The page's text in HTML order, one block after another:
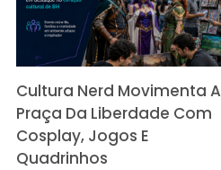
Cultura Nerd Movimenta A
Praça Da Liberdade Com
Cosplay, Jogos E
Quadrinhos